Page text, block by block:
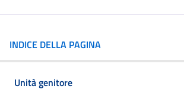
INDICE DELLA PAGINA
Unità genitore